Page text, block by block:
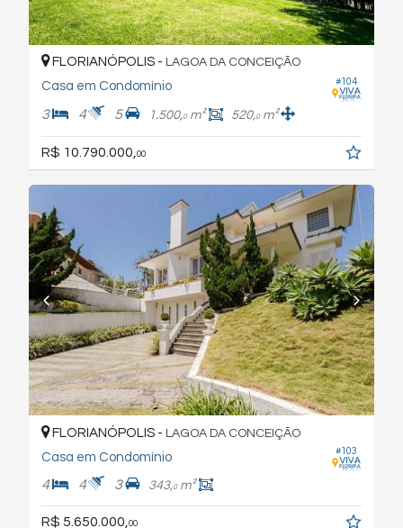
#104
FLORIANÓPOLIS - LAGOA DA CONCEIÇÃO
Casa em Condomínio
3 4 5 1.500,0m² 520,0m²
R$ 10.790.000,00
#103
FLORIANÓPOLIS - LAGOA DA CONCEIÇÃO
Casa em Condomínio
4 4 3 343,0m²
R$ 5.650.000, 00